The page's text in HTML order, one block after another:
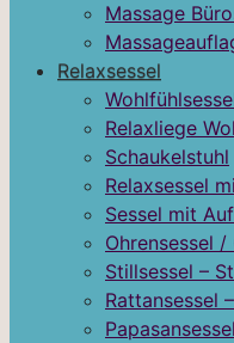
Massage
Relaxsessel
Relaxliege
Schaukelstuhl
Relaxsessel
Sessel mit
Ohrensessel /
Stillsessel –
Rattansessel
Papasansessel